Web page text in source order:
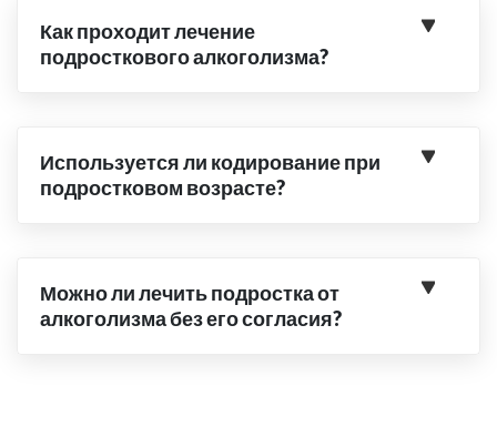
Как проходит лечение
подросткового алкоголизма?
Используется ли кодирование при
подростковом возрасте?
Можно ли лечить подростка от
алкоголизма без его согласия?